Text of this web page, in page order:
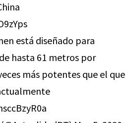
está diseñado para
hasta 61 metros por
más potentes que el que